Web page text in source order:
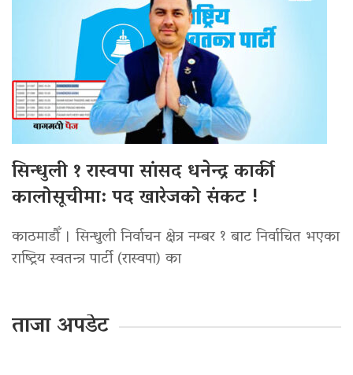
सिन्धुली १ रास्वपा सांसद धनेन्द्र कार्की
कालोसूचीमा: पद खारेजको संकट !
काठमाडौँ । सिन्धुली निर्वाचन क्षेत्र नम्बर १ बाट निर्वाचित भएका
राष्ट्रिय स्वतन्त्र पार्टी (रास्वपा) का
ताजा अपडेट